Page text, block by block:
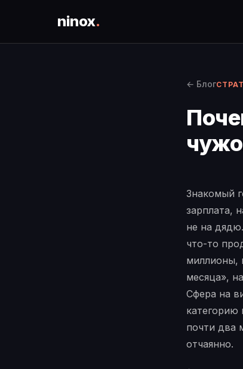
ninox.
← Блог
Знакомый
зарплата,
не на
что-то
миллионы,
месяца»,
Сфера на
категорию
почти два
отчаянно.